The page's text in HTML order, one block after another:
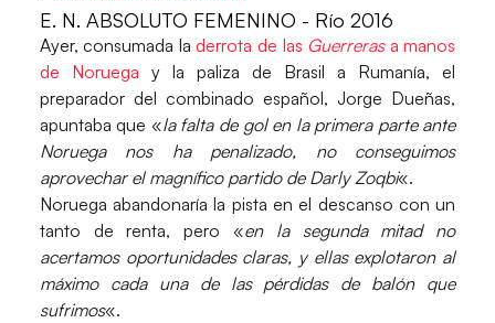
E. N. ABSOLUTO FEMENINO - Río 2016
Ayer, consumada laderrota de las Guerreras a manos
de Noruega y la paliza de Brasil a Rumanía, el
preparador del combinado español, Jorge Dueñas,
apuntaba que «la falta de gol en la primera parte ante
Noruega nos ha penalizado, no conseguimos
aprovechar el magnífico partido de Darly Zoqbi«.
Noruega abandonaría la pista en el descanso con un
tanto de renta, pero «en la segunda mitad no
acertamos oportunidades claras, y ellas explotaron al
máximo cada una de las pérdidas de balón que
sufrimos«.